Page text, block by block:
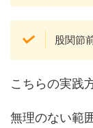
股関節
こちらの実践
無理のない範